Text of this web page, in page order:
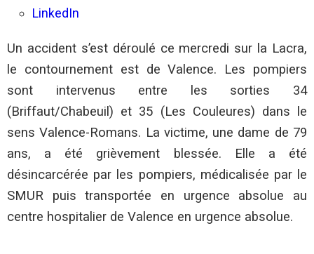
LinkedIn
Un accident s’est déroulé ce mercredi sur la Lacra,
le contournement est de Valence. Les pompiers
sont intervenus entre les sorties 34
(Briffaut/Chabeuil) et 35 (Les Couleures) dans le
sens Valence-Romans. La victime, une dame de 79
ans, a été grièvement blessée. Elle a été
désincarcérée par les pompiers, médicalisée par le
SMUR puis transportée en urgence absolue au
centre hospitalier de Valence en urgence absolue.